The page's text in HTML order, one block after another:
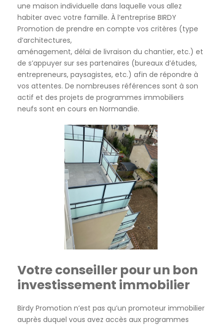
une maison individuelle dans laquelle vous allez
habiter avec votre famille. À l’entreprise BIRDY
Promotion de prendre en compte vos critères (type
d’architectures,
aménagement, délai de livraison du chantier, etc.) et
de s’appuyer sur ses partenaires (bureaux d’études,
entrepreneurs, paysagistes, etc.) afin de répondre à
vos attentes. De nombreuses références sont à son
actif et des projets de programmes immobiliers
neufs sont en cours en Normandie.
Votre conseiller pour un bon
investissement immobilier
Birdy Promotion n’est pas qu’un promoteur immobilier
auprès duquel vous avez accès aux programmes